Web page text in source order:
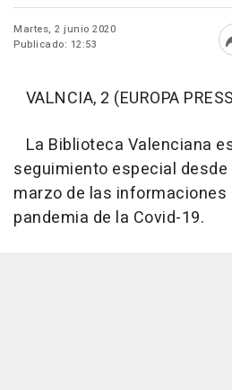
Martes, 2 junio 2020
Publicado: 12:53
VALNCIA, 2 (EUROPA
La Biblioteca Valenciana
seguimiento especial
marzo de las
pandemia de la Covid-19.